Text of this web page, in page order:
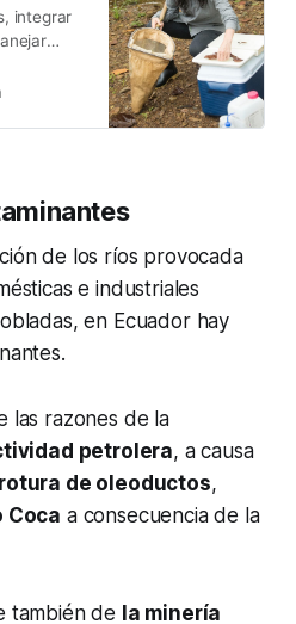
integrar
de los ríos provocada
e industriales
en Ecuador hay
las razones de la
petrolera, a causa
rotura de oleoductos,
Coca a consecuencia de la
también de la minería